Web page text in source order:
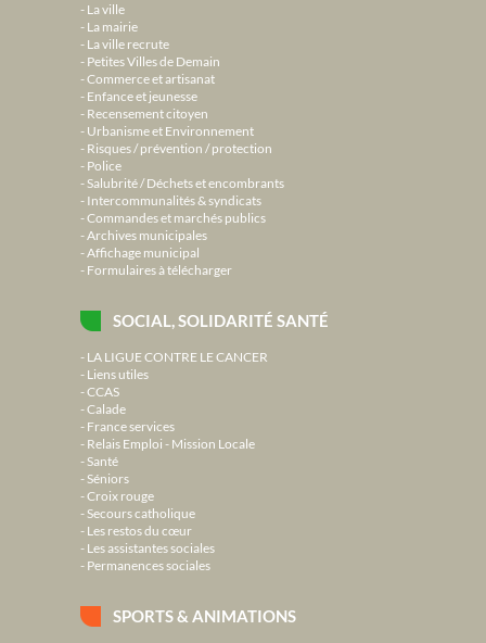
La ville
La mairie
La ville recrute
Petites Villes de Demain
Commerce et artisanat
Enfance et jeunesse
Recensement citoyen
Urbanisme et Environnement
Risques / prévention / protection
Police
Salubrité / Déchets et encombrants
Intercommunalités & syndicats
Commandes et marchés publics
Archives municipales
Affichage municipal
Formulaires à télécharger
SOCIAL, SOLIDARITÉ SANTÉ
LA LIGUE CONTRE LE CANCER
Liens utiles
CCAS
Calade
France services
Relais Emploi - Mission Locale
Santé
Séniors
Croix rouge
Secours catholique
Les restos du cœur
Les assistantes sociales
Permanences sociales
SPORTS & ANIMATIONS